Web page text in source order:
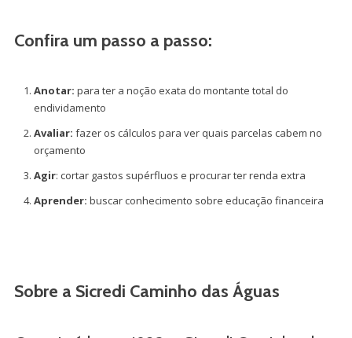
Confira um passo a passo:
Anotar: para ter a noção exata do montante total do
endividamento
Avaliar: fazer os cálculos para ver quais parcelas cabem no
orçamento
Agir: cortar gastos supérfluos e procurar ter renda extra
Aprender: buscar conhecimento sobre educação financeira
Sobre a Sicredi Caminho das Águas